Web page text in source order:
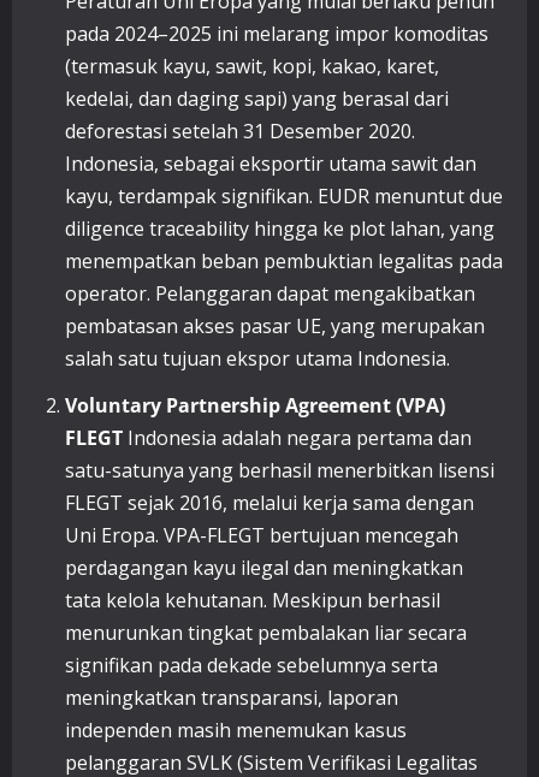
pada 2024–2025 ini melarang impor komoditas
(termasuk kayu, sawit, kopi, kakao, karet,
kedelai, dan daging sapi) yang berasal dari
deforestasi setelah 31 Desember 2020.
Indonesia, sebagai eksportir utama sawit dan
kayu, terdampak signifikan. EUDR menuntut due
diligence traceability hingga ke plot lahan, yang
menempatkan beban pembuktian legalitas pada
operator. Pelanggaran dapat mengakibatkan
pembatasan akses pasar UE, yang merupakan
salah satu tujuan ekspor utama Indonesia.
Voluntary Partnership Agreement (VPA)
FLEGT Indonesia adalah negara pertama dan
satu-satunya yang berhasil menerbitkan lisensi
FLEGT sejak 2016, melalui kerja sama dengan
Uni Eropa. VPA-FLEGT bertujuan mencegah
perdagangan kayu ilegal dan meningkatkan
tata kelola kehutanan. Meskipun berhasil
menurunkan tingkat pembalakan liar secara
signifikan pada dekade sebelumnya serta
meningkatkan transparansi, laporan
independen masih menemukan kasus
pelanggaran SVLK (Sistem Verifikasi Legalitas